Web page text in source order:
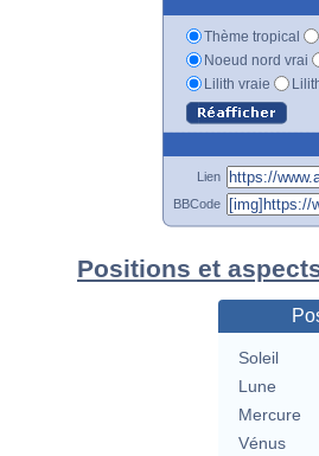
Thème tropical
Noeud nord vrai
Lilith vraie
Lien
BBCode
Positions et
Soleil
Lune
Mercure
Vénus